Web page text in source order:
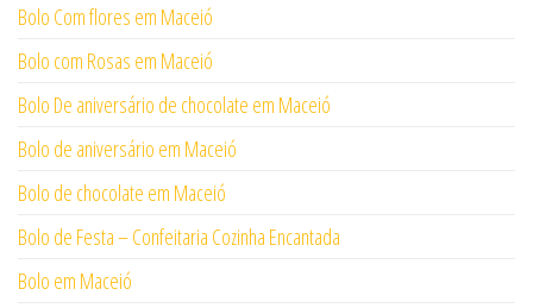
Bolo Com flores em Maceió
Bolo com Rosas em Maceió
Bolo De aniversário de chocolate em Maceió
Bolo de aniversário em Maceió
Bolo de chocolate em Maceió
Bolo de Festa – Confeitaria Cozinha Encantada
Bolo em Maceió